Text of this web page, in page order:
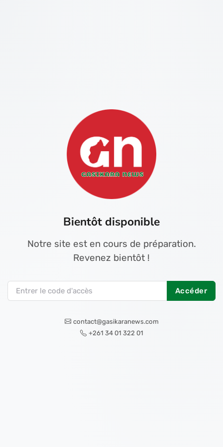
Bientôt disponible
Notre site est en cours de préparation.
Revenez bientôt !
Accéder
contact@gasikaranews.com
+261 34 01 322 01